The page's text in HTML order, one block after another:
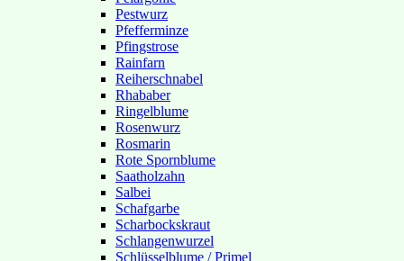
Pestwurz
Pfefferminze
Pfingstrose
Rainfarn
Reiherschnabel
Rhababer
Ringelblume
Rosenwurz
Rosmarin
Rote Spornblume
Saatholzahn
Salbei
Schafgarbe
Scharbockskraut
Schlangenwurzel
Schlüsselblume / Primel